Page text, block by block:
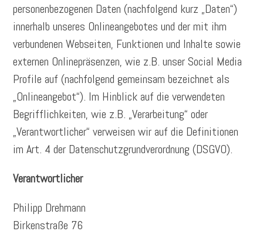
personenbezogenen Daten (nachfolgend kurz „Daten“)
innerhalb unseres Onlineangebotes und der mit ihm
verbundenen Webseiten, Funktionen und Inhalte sowie
externen Onlinepräsenzen, wie z.B. unser Social Media
Profile auf (nachfolgend gemeinsam bezeichnet als
„Onlineangebot“). Im Hinblick auf die verwendeten
Begrifflichkeiten, wie z.B. „Verarbeitung“ oder
„Verantwortlicher“ verweisen wir auf die Definitionen
im Art. 4 der Datenschutzgrundverordnung (DSGVO).
Verantwortlicher
Philipp Drehmann
Birkenstraße 76